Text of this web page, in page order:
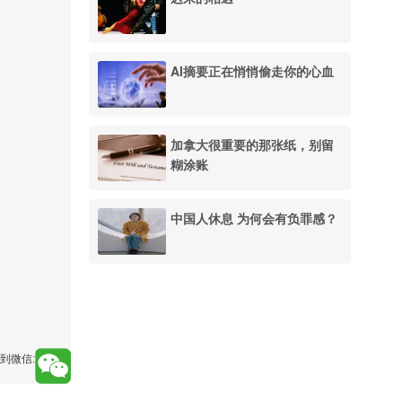
AI摘要正在悄悄偷走你的心血
加拿大很重要的那张纸，别留
糊涂账
中国人休息 为何会有负罪感？
微信: